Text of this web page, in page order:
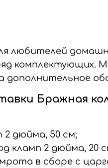
любителей
комплектующих.
дополнительное
Бражная
2 дюйма, 50 см;
кламп 2 дюйма, 20
в сборе с